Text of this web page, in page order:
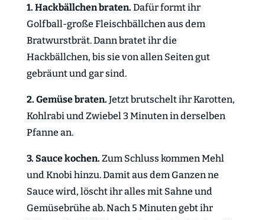
1. Hackbällchen braten. Dafür formt ihr
Golfball-große Fleischbällchen aus dem
Bratwurstbrät. Dann bratet ihr die
Hackbällchen, bis sie von allen Seiten gut
gebräunt und gar sind.
2. Gemüse braten. Jetzt brutschelt ihr Karotten,
Kohlrabi und Zwiebel 3 Minuten in derselben
Pfanne an.
3. Sauce kochen. Zum Schluss kommen Mehl
und Knobi hinzu. Damit aus dem Ganzen ne
Sauce wird, löscht ihr alles mit Sahne und
Gemüsebrühe ab. Nach 5 Minuten gebt ihr